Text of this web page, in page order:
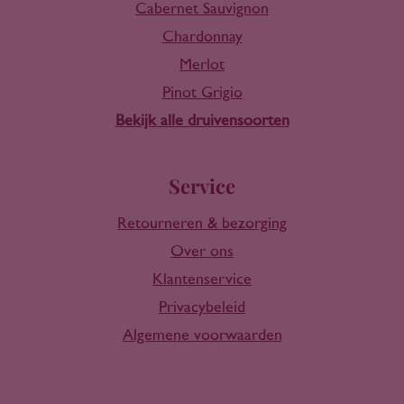
Cabernet Sauvignon
Chardonnay
Merlot
Pinot Grigio
Bekijk alle druivensoorten
Service
Retourneren & bezorging
Over ons
Klantenservice
Privacybeleid
Algemene voorwaarden